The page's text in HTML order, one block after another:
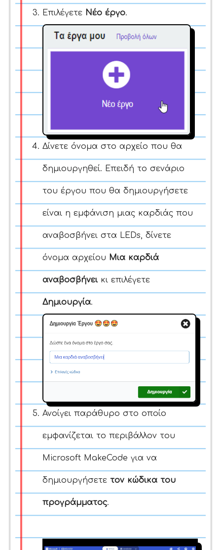
Επιλέγετε Νέο έργο.
Δίνετε όνομα στο αρχείο που θα
δημιουργηθεί. Επειδή το σενάριο
του έργου που θα δημιουργήσετε
είναι η εμφάνιση μιας καρδιάς που
αναβοσβήνει στα LEDs, δίνετε
όνομα αρχείου Μια καρδιά
αναβοσβήνεικι επιλέγετε
Δημιουργία.
Ανοίγει παράθυρο στο οποίο
εμφανίζεται το περιβάλλον του
Microsoft MakeCode για να
δημιουργήσετε τον κώδικα του
προγράμματος.